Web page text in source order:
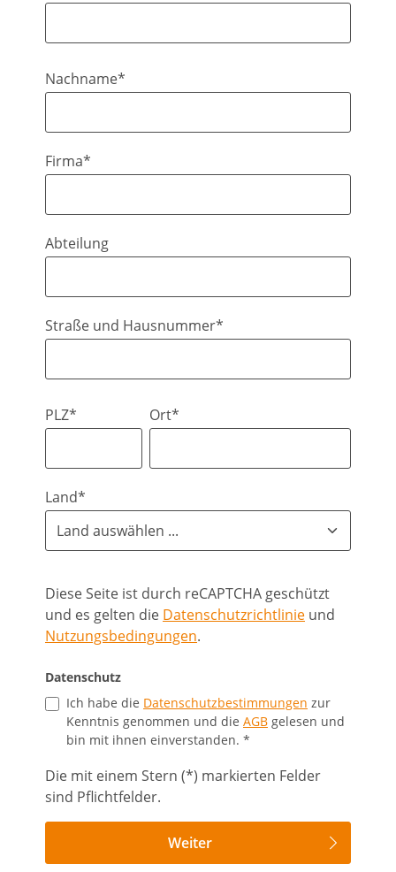
Nachname*
Firma*
Abteilung
Straße und Hausnummer*
PLZ* Ort*
Land*
Diese Seite ist durch reCAPTCHA geschützt
und es gelten die Datenschutzrichtlinie und
Nutzungsbedingungen.
Datenschutz
Ich habe die Datenschutzbestimmungen zur
Kenntnis genommen und die AGB gelesen und
bin mit ihnen einverstanden. *
Die mit einem Stern (*) markierten Felder
sind Pflichtfelder.
Weiter